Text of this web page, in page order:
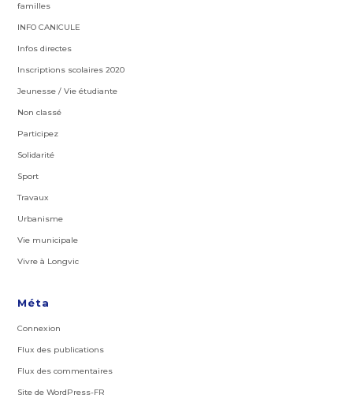
familles
INFO CANICULE
Infos directes
Inscriptions scolaires 2020
Jeunesse / Vie étudiante
Non classé
Participez
Solidarité
Sport
Travaux
Urbanisme
Vie municipale
Vivre à Longvic
Méta
Connexion
Flux des publications
Flux des commentaires
Site de WordPress-FR